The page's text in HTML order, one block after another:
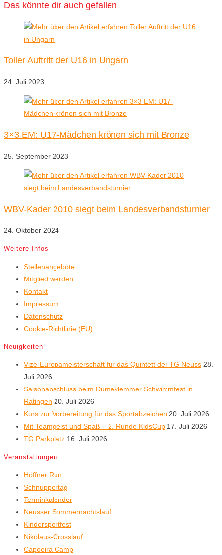
Das könnte dir auch gefallen
Toller Auftritt der U16 in Ungarn
24. Juli 2023
3×3 EM: U17-Mädchen krönen sich mit Bronze
25. September 2023
WBV-Kader 2010 siegt beim Landesverbandsturnier
24. Oktober 2024
Weitere Infos
Stellenangebote
Mitglied werden
Kontakt
Impressum
Datenschutz
Cookie-Richtlinie (EU)
Neuigkeiten
Vize-Europameisterschaft für das Quintett der TG Neuss 28.
Juli 2026
Saisonabschluss beim Dumeklemmer Schwimmfest in
Ratingen 20. Juli 2026
Kurs zur Vorbereitung für das Sportabzeichen 20. Juli 2026
Mit Teamgeist und Spaß – 2. Runde KidsCup 17. Juli 2026
TG Parkplatz 16. Juli 2026
Veranstaltungen
Höffner Run
Schnuppertag
Terminkalender
Neusser Sommernachtslauf
Kindersportfest
Nikolaus-Crosslauf
Capoeira Camp